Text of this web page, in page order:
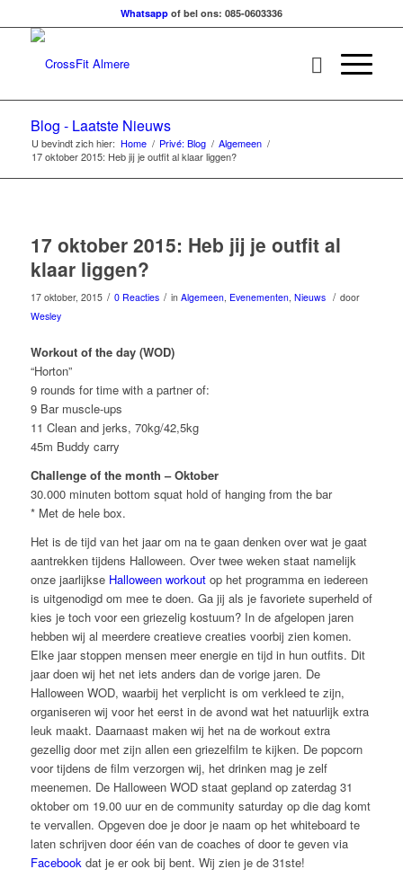
Whatsappof bel ons: 085-0603336
Blog - Laatste Nieuws
U bevindt zich hier: Home / Privé: Blog / Algemeen /
17 oktober 2015: Heb jij je outfit al klaar liggen?
17 oktober 2015: Heb jij je outfit al
klaar liggen?
17 oktober, 2015 / 0 Reacties / in Algemeen, Evenementen, Nieuws / door
Wesley
Workout of the day (WOD)
“Horton”
9 rounds for time with a partner of:
9 Bar muscle-ups
11 Clean and jerks, 70kg/42,5kg
45m Buddy carry
Challenge of the month – Oktober
30.000 minuten bottom squat hold of hanging from the bar
* Met de hele box.
Het is de tijd van het jaar om na te gaan denken over wat je gaat
aantrekken tijdens Halloween. Over twee weken staat namelijk
onze jaarlijkse Halloween workoutop het programma en iedereen
is uitgenodigd om mee te doen. Ga jij als je favoriete superheld of
kies je toch voor een griezelig kostuum? In de afgelopen jaren
hebben wij al meerdere creatieve creaties voorbij zien komen.
Elke jaar stoppen mensen meer energie en tijd in hun outfits. Dit
jaar doen wij het net iets anders dan de vorige jaren. De
Halloween WOD, waarbij het verplicht is om verkleed te zijn,
organiseren wij voor het eerst in de avond wat het natuurlijk extra
leuk maakt. Daarnaast maken wij het na de workout extra
gezellig door met zijn allen een griezelfilm te kijken. De popcorn
voor tijdens de film verzorgen wij, het drinken mag je zelf
meenemen. De Halloween WOD staat gepland op zaterdag 31
oktober om 19.00 uur en de community saturday op die dag komt
te vervallen. Opgeven doe je door je naam op het whiteboard te
laten schrijven door één van de coaches of door te geven via
Facebookdat je er ook bij bent. Wij zien je de 31ste!